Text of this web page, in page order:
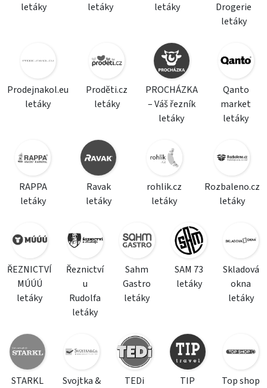
letáky
letáky
letáky
Drogerie
letáky
Prodejnakol.eu
letáky
Proděti.cz
letáky
PROCHÁZKA
– Váš řezník
letáky
Qanto
market
letáky
RAPPA
letáky
Ravak
letáky
rohlik.cz
letáky
Rozbaleno.cz
letáky
ŘEZNICTVÍ
MÚÚÚ
letáky
Řeznictví
u
Rudolfa
letáky
Sahm
Gastro
letáky
SAM 73
letáky
Skladová
okna
letáky
STARKL
Svojtka &
TEDi
TIP
Top shop